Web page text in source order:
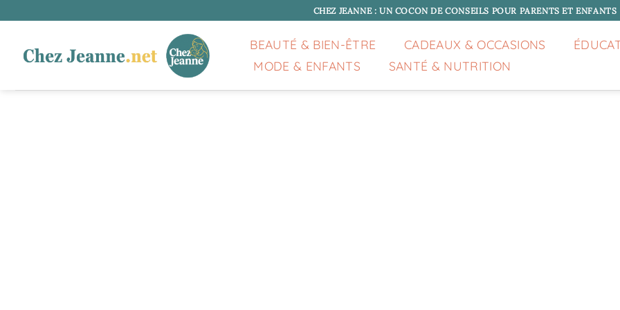
au
CHEZ JEANNE : UN COCON DE CONSEILS POUR PARENTS ET ENFANTS
BEAUTÉ & BIEN-ÊTRE CADEAUX & OCCASIONS
MODE & ENFANTS
SANTÉ & NUTRITION